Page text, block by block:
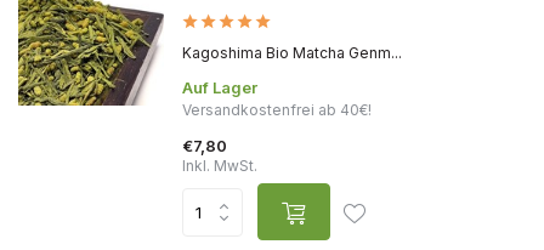
Kagoshima Bio Matcha Genm...
Auf Lager
Versandkostenfrei ab 40€!
€7,80
Inkl. MwSt.